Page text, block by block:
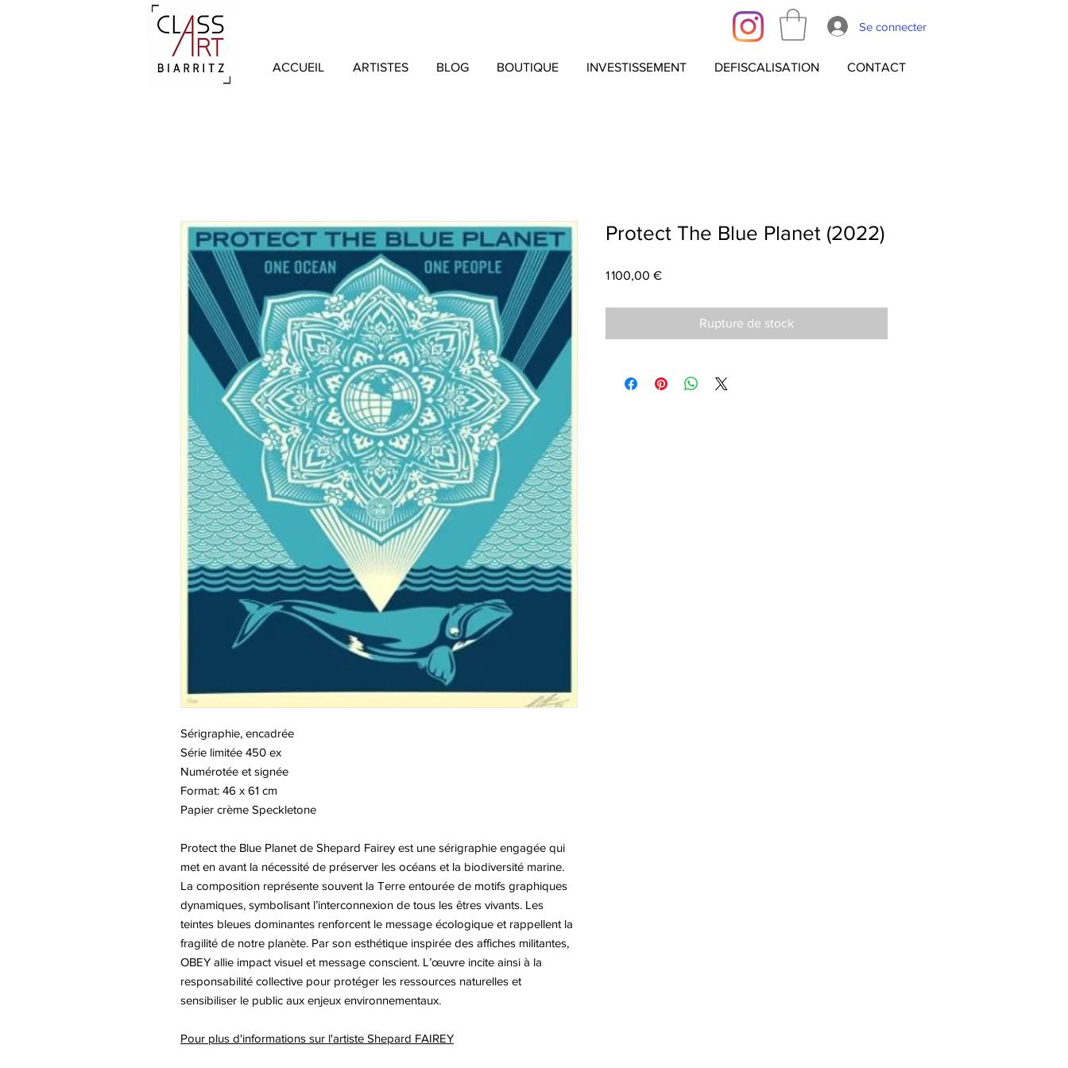
Se connecter
ACCUEIL ARTISTES BLOG BOUTIQUE INVESTISSEMENT DEFISCALISATION CONTACT
Sérigraphie, encadrée
Série limitée 450 ex
Numérotée et signée
Format: 46 x 61 cm
Papier crème Speckletone
Protect the Blue Planet de Shepard Fairey est une sérigraphie engagée qui
met en avant la nécessité de préserver les océans et la biodiversité marine.
La composition représente souvent la Terre entourée de motifs graphiques
dynamiques, symbolisant l’interconnexion de tous les êtres vivants. Les
teintes bleues dominantes renforcent le message écologique et rappellent la
fragilité de notre planète. Par son esthétique inspirée des affiches militantes,
OBEY allie impact visuel et message conscient. L’œuvre incite ainsi à la
responsabilité collective pour protéger les ressources naturelles et
sensibiliser le public aux enjeux environnementaux.
Pour plus d'informations sur l'artiste Shepard FAIREY
Protect The Blue Planet (2022)
1 100,00 €Prix
Rupture de stock